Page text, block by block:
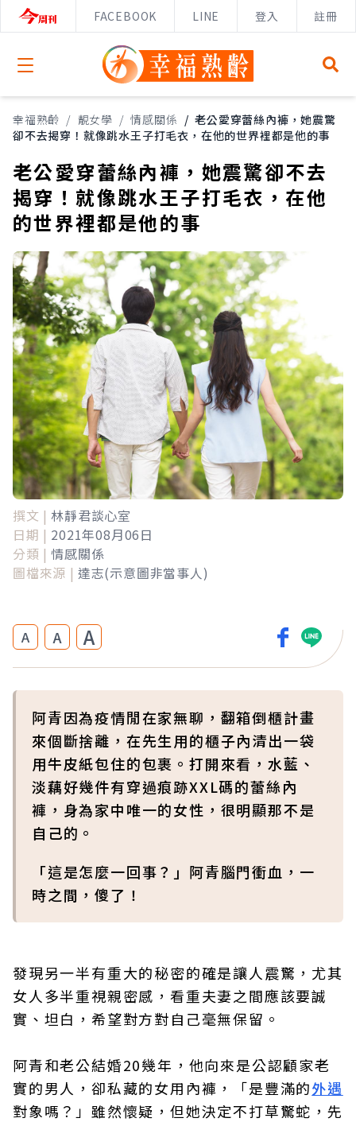
FACEBOOK LINE 登入 註冊
Open menu
幸福熟齡 / 靚女學 / 情感關係 / 老公愛穿蕾絲內褲，她震驚
卻不去揭穿！就像跳水王子打毛衣，在他的世界裡都是他的事
老公愛穿蕾絲內褲，她震驚卻不去
揭穿！就像跳水王子打毛衣，在他
的世界裡都是他的事
撰文 | 林靜君談心室
日期 | 2021年08月06日
分類 | 情感關係
圖檔來源 | 達志(示意圖非當事人)
A A A
阿青因為疫情閒在家無聊，翻箱倒櫃計畫
來個斷捨離，在先生用的櫃子內清出一袋
用牛皮紙包住的包裹。打開來看，水藍、
淡藕好幾件有穿過痕跡XXL碼的蕾絲內
褲，身為家中唯一的女性，很明顯那不是
自己的。
「這是怎麼一回事？」阿青腦門衝血，一
時之間，傻了！
發現另一半有重大的秘密的確是讓人震驚，尤其
女人多半重視親密感，看重夫妻之間應該要誠
實、坦白，希望對方對自己毫無保留。
阿青和老公結婚20幾年，他向來是公認顧家老
實的男人，卻私藏的女用內褲，「是豐滿的外遇
對象嗎？」雖然懷疑，但她決定不打草驚蛇，先